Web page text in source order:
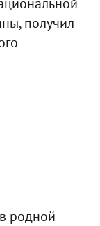
получил
родной